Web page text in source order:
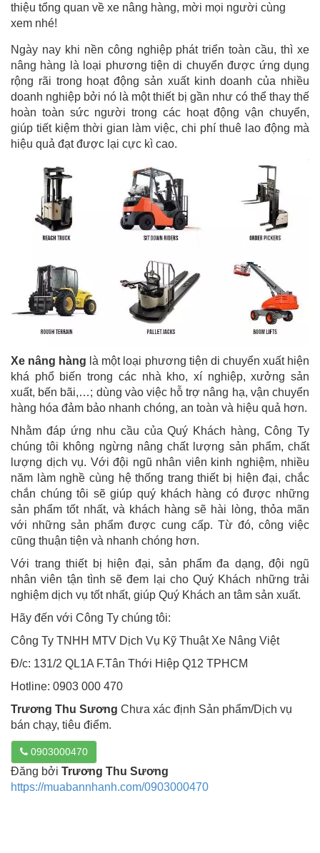
thiệu tổng quan về xe nâng hàng, mời mọi người cùng
xem nhé!
Ngày nay khi nền công nghiệp phát triển toàn cầu, thì xe
nâng hàng là loại phương tiện di chuyển được ứng dụng
rộng rãi trong hoạt động sản xuất kinh doanh của nhiều
doanh nghiệp bởi nó là một thiết bị gần như có thể thay thế
hoàn toàn sức người trong các hoạt động vận chuyển,
giúp tiết kiệm thời gian làm việc, chi phí thuê lao động mà
hiệu quả đạt được lại cực kì cao.
Xe nâng hàng là một loại phương tiện di chuyển xuất hiện
khá phổ biến trong các nhà kho, xí nghiệp, xưởng sản
xuất, bến bãi,…; dùng vào việc hỗ trợ nâng hạ, vận chuyển
hàng hóa đảm bảo nhanh chóng, an toàn và hiệu quả hơn.
Nhằm đáp ứng nhu cầu của Quý Khách hàng, Công Ty
chúng tôi không ngừng nâng chất lượng sản phẩm, chất
lượng dịch vụ. Với đội ngũ nhân viên kinh nghiệm, nhiều
năm làm nghề cùng hệ thống trang thiết bị hiện đại, chắc
chắn chúng tôi sẽ giúp quý khách hàng có được những
sản phẩm tốt nhất, và khách hàng sẽ hài lòng, thỏa mãn
với những sản phẩm được cung cấp. Từ đó, công việc
cũng thuận tiện và nhanh chóng hơn.
Với trang thiết bị hiện đại, sản phẩm đa dạng, đội ngũ
nhân viên tận tình sẽ đem lại cho Quý Khách những trải
nghiệm dịch vụ tốt nhất, giúp Quý Khách an tâm sản xuất.
Hãy đến với Công Ty chúng tôi:
Công Ty TNHH MTV Dịch Vụ Kỹ Thuật Xe Nâng Việt
Đ/c: 131/2 QL1A F.Tân Thới Hiệp Q12 TPHCM
Hotline: 0903 000 470
Trương Thu Sương Chưa xác định Sản phẩm/Dịch vụ
bán chạy, tiêu điểm.
0903000470
Đăng bởi Trương Thu Sương
https://muabannhanh.com/0903000470